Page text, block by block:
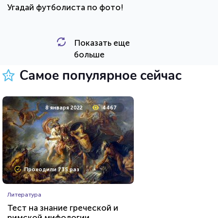
Угадай футболиста по фото!
HTML - код
23 июня 2021 53680
Проходили 20936 раз
Сериалы
Тест: «Какой ты вампир из
сериала "Дневники
Показать еще
больше
Самое популярное сейчас
8 января 2022 4467
Проходили 735 раз
Литература
Тест на знание греческой и